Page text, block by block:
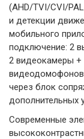
(AHD/TVI/CVI/
и детекции
мобильного
подключение: 2
2 видеокамеры +
через блок
дополнительных
Современные